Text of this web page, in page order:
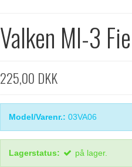
Valken MI-3
225,00 DKK
Model/Varenr.: 03VA06
Lagerstatus: på lager.